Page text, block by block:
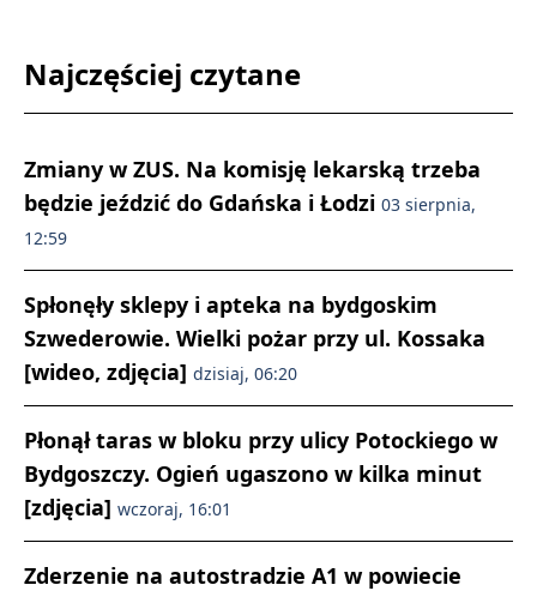
Najczęściej czytane
Zmiany w ZUS. Na komisję lekarską trzeba
będzie jeździć do Gdańska i Łodzi 03 sierpnia,
12:59
Spłonęły sklepy i apteka na bydgoskim
Szwederowie. Wielki pożar przy ul. Kossaka
[wideo, zdjęcia] dzisiaj, 06:20
Płonął taras w bloku przy ulicy Potockiego w
Bydgoszczy. Ogień ugaszono w kilka minut
[zdjęcia] wczoraj, 16:01
Zderzenie na autostradzie A1 w powiecie